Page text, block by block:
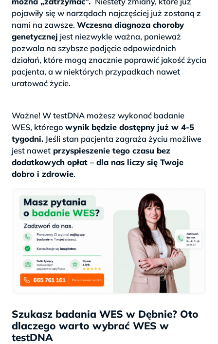
pojawiły się w narządach najczęściej już zostaną z
nami na zawsze. Wczesna diagnoza choroby
genetycznej jest niezwykle ważna, ponieważ
pozwala na szybsze podjęcie odpowiednich
działań, które mogą znacznie poprawić jakość życia
pacjenta, a w niektórych przypadkach nawet
uratować życie.
Ważne! W testDNA możesz wykonać badanie
WES, którego wynik będzie dostępny już w 4-5
tygodni. Jeśli stan pacjenta zagraża życiu możliwe
jest nawet przyspieszenie tego czasu bez
dodatkowych opłat – dla nas liczy się Twoje
dobro i zdrowie.
Szukasz badania WES w Dębnie? Oto
dlaczego warto wybrać WES w
testDNA